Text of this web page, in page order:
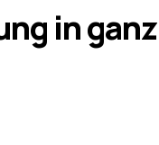
in ganz